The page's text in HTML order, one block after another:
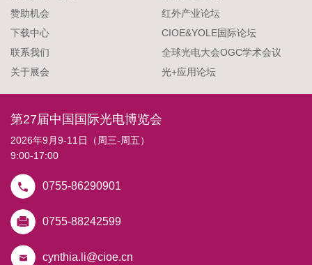
赞助机会
下载中心
联系我们
关于展会
红外产业论坛
CIOE&YOLE国际论坛
全球光电大会OGC学术会议
光+应用论坛
第27届中国国际光电博览会
2026年9月9-11日（周三-周五）
9:00-17:00
0755-86290901
0755-88242599
cynthia.li@cioe.cn